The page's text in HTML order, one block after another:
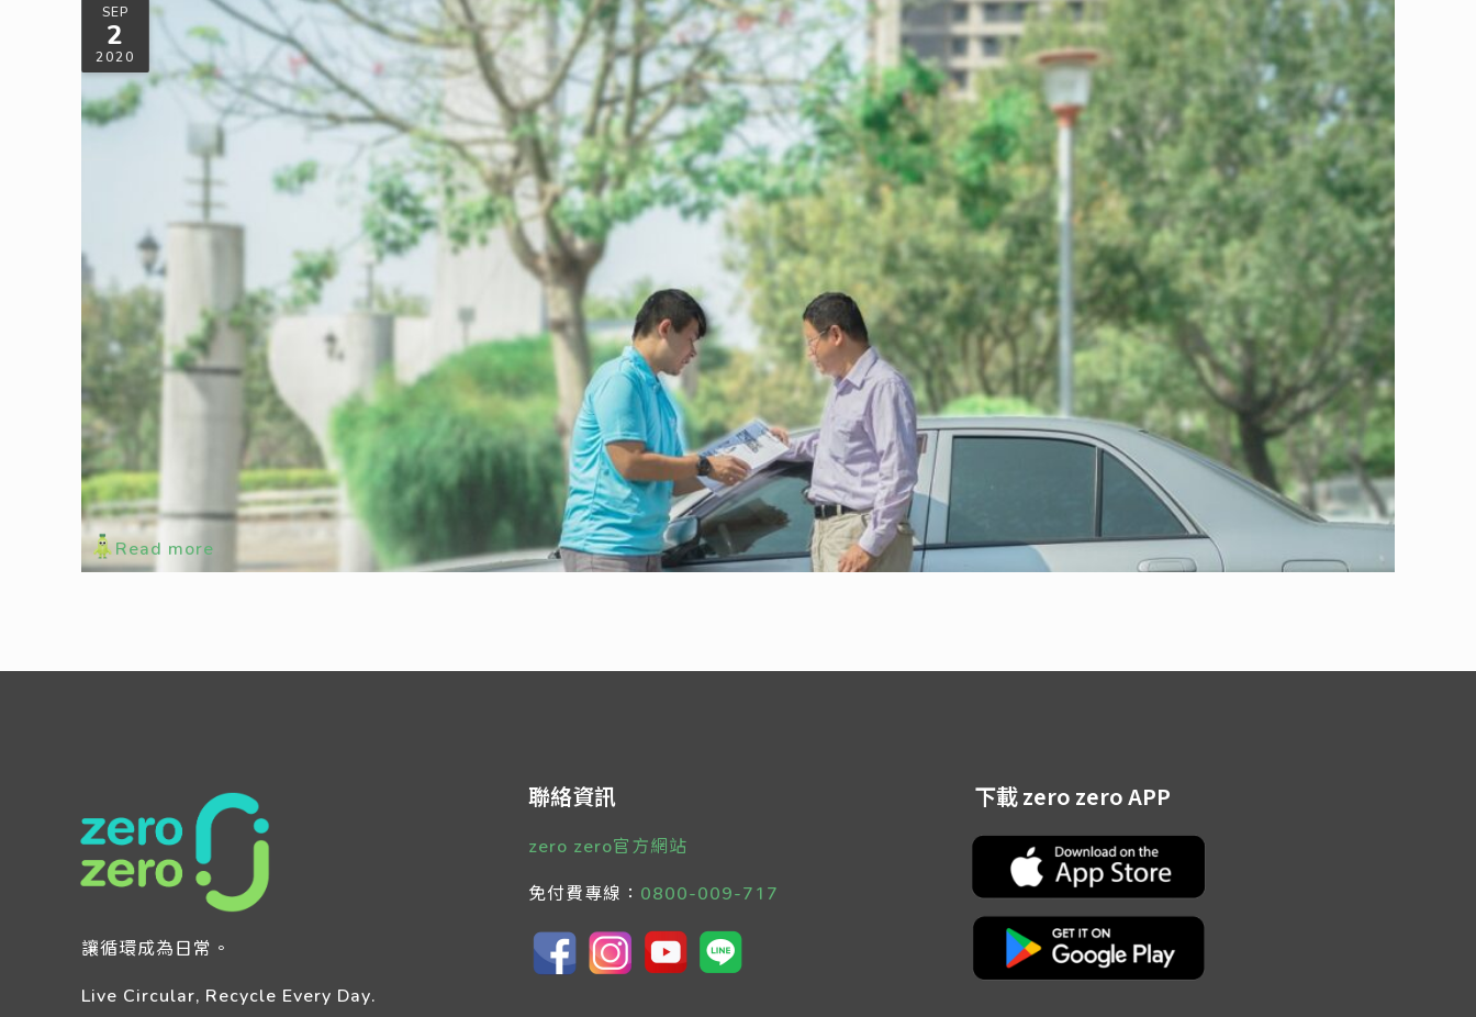
SEP
2
2020
汽機車牌照稅好複雜？一次搞懂規則＆省荷包秘訣
每年4月和10月，是汽機車牌照稅的開徵月份，然而車主們經常不清楚稅額怎麼來的，甚至不知道自己的汽車、機車車型，其實符合減免或免繳的條件！zero zero整理車主們常見的疑惑，快速解答汽機車
牌照稅的重點！
Read more
讓循環成為日常。
Live Circular, Recycle Every Day.
聯絡資訊
zero zero官方網站
免付費專線： 0800-009-717
下載 zero zero APP